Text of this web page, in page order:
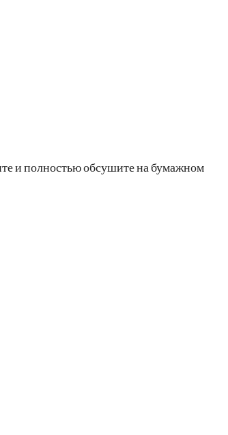
и полностью обсушите на бумажном